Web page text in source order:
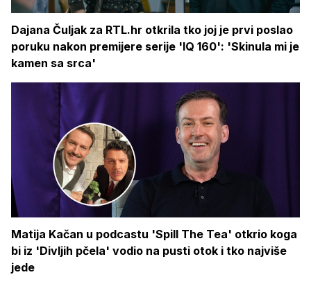
Dajana Čuljak za RTL.hr otkrila tko joj je prvi poslao
poruku nakon premijere serije 'IQ 160': 'Skinula mi je
kamen sa srca'
Matija Kačan u podcastu 'Spill The Tea' otkrio koga
bi iz 'Divljih pčela' vodio na pusti otok i tko najviše
jede